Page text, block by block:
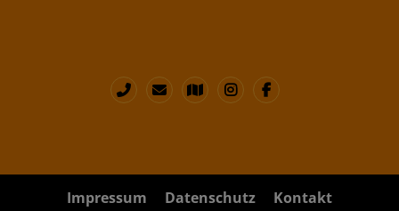
Impressum Datenschutz Kontakt